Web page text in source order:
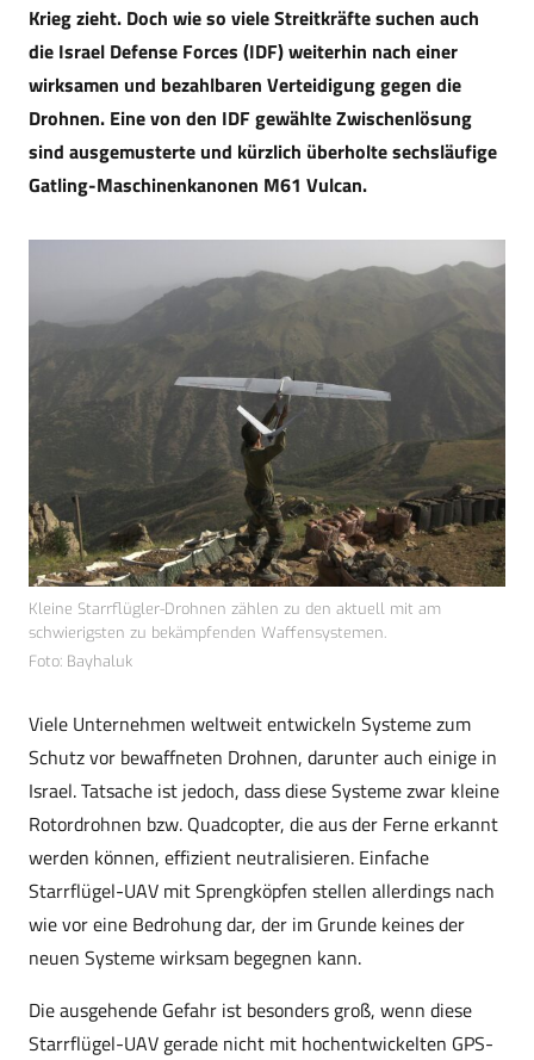
Krieg zieht. Doch wie so viele Streitkräfte suchen auch
die Israel Defense Forces (IDF) weiterhin nach einer
wirksamen und bezahlbaren Verteidigung gegen die
Drohnen. Eine von den IDF gewählte Zwischenlösung
sind ausgemusterte und kürzlich überholte sechsläufige
Gatling-Maschinenkanonen M61 Vulcan.
Kleine Starrflügler-Drohnen zählen zu den aktuell mit am
schwierigsten zu bekämpfenden Waffensystemen.
Foto: Bayhaluk
Viele Unternehmen weltweit entwickeln Systeme zum
Schutz vor bewaffneten Drohnen, darunter auch einige in
Israel. Tatsache ist jedoch, dass diese Systeme zwar kleine
Rotordrohnen bzw. Quadcopter, die aus der Ferne erkannt
werden können, effizient neutralisieren. Einfache
Starrflügel-UAV mit Sprengköpfen stellen allerdings nach
wie vor eine Bedrohung dar, der im Grunde keines der
neuen Systeme wirksam begegnen kann.
Die ausgehende Gefahr ist besonders groß, wenn diese
Starrflügel-UAV gerade nicht mit hochentwickelten GPS-